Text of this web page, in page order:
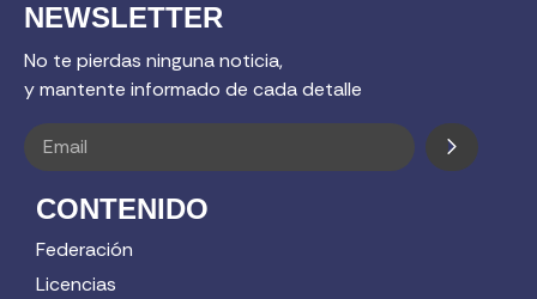
NEWSLETTER
No te pierdas ninguna noticia,
y mantente informado de cada detalle
CONTENIDO
Federación
Licencias